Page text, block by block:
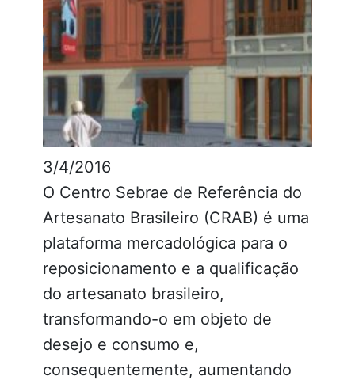
3/4/2016
O Centro Sebrae de Referência do
Artesanato Brasileiro (CRAB) é uma
plataforma mercadológica para o
reposicionamento e a qualificação
do artesanato brasileiro,
transformando-o em objeto de
desejo e consumo e,
consequentemente, aumentando